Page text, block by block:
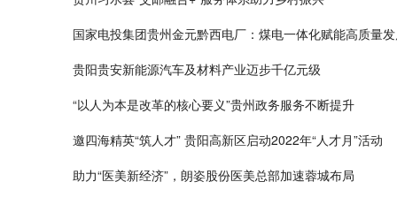
国家电投集团贵州金元黔西电厂：煤电一体化赋能高质量
贵阳贵安新能源汽车及材料产业迈步千亿元级
“以人为本是改革的核心要义”贵州政务服务不断提升
邀四海精英“筑人才” 贵阳高新区启动2022年“人才月”活动
助力“医美新经济”，朗姿股份医美总部加速蓉城布局